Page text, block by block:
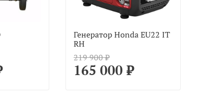
Генератор Honda EU22 IT
RH
219 900 ₽
165 000 ₽